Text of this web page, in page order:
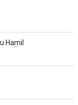
Hamil